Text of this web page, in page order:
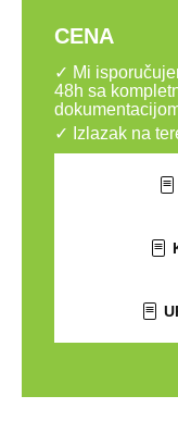
CENA
✓ Mi
48h sa
✓ Izlazak na